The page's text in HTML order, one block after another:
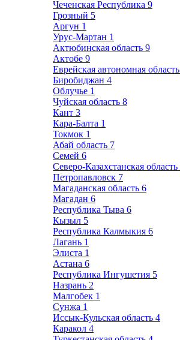
Чеченская Республика 9
Грозный 5
Аргун 1
Урус-Мартан 1
Актюбинская область 9
Актобе 9
Еврейская автономная область
Биробиджан 4
Облучье 1
Чуйская область 8
Кант 3
Кара-Балта 1
Токмок 1
Абай область 7
Семей 6
Северо-Казахстанская область
Петропавловск 7
Магаданская область 6
Магадан 6
Республика Тыва 6
Кызыл 5
Республика Калмыкия 6
Лагань 1
Элиста 1
Астана 6
Республика Ингушетия 5
Назрань 2
Малгобек 1
Сунжа 1
Иссык-Кульская область 4
Каракол 4